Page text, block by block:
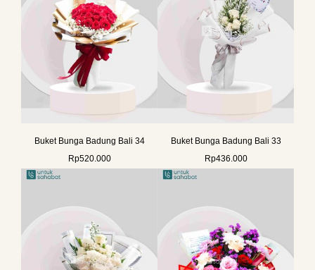
Buket Bunga Badung Bali 34
Rp520.000
Buket Bunga Badung Bali 33
Rp436.000